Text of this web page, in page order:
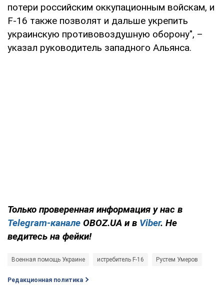
потери российским оккупационным войскам, и
F-16 также позволят и дальше укрепить
украинскую противовоздушную оборону", –
указал руководитель западного Альянса.
Только проверенная информация у нас в
Telegram-канале OBOZ.UA и в Viber. Не
ведитесь на фейки!
Военная помощь Украине истребитель F-16 Рустем Умеров
Редакционная политика